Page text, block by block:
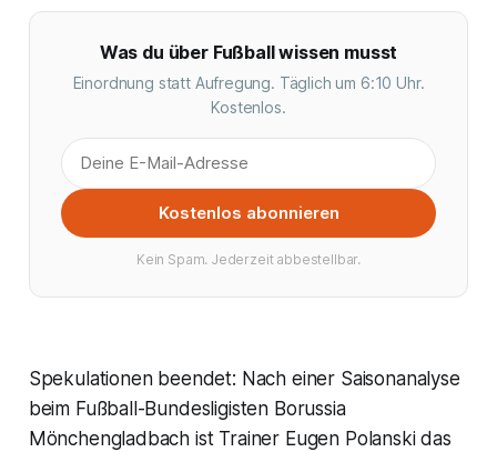
Was du über Fußball wissen musst
Einordnung statt Aufregung. Täglich um 6:10 Uhr.
Kostenlos.
Kostenlos abonnieren
Kein Spam. Jederzeit abbestellbar.
Spekulationen beendet: Nach einer Saisonanalyse
beim Fußball-Bundesligisten Borussia
Mönchengladbach ist Trainer Eugen Polanski das